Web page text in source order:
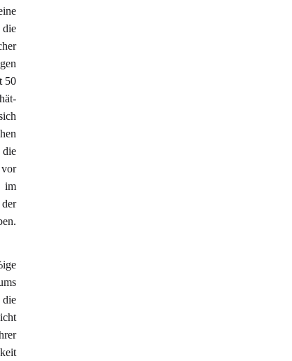
die
50
vor
im